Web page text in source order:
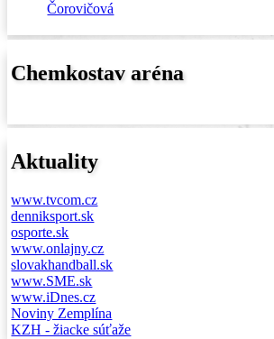
Čorovičová
Chemkostav aréna
Aktuality
www.tvcom.cz
denniksport.sk
osporte.sk
www.onlajny.cz
slovakhandball.sk
www.SME.sk
www.iDnes.cz
Noviny Zemplína
KZH - žiacke súťaže